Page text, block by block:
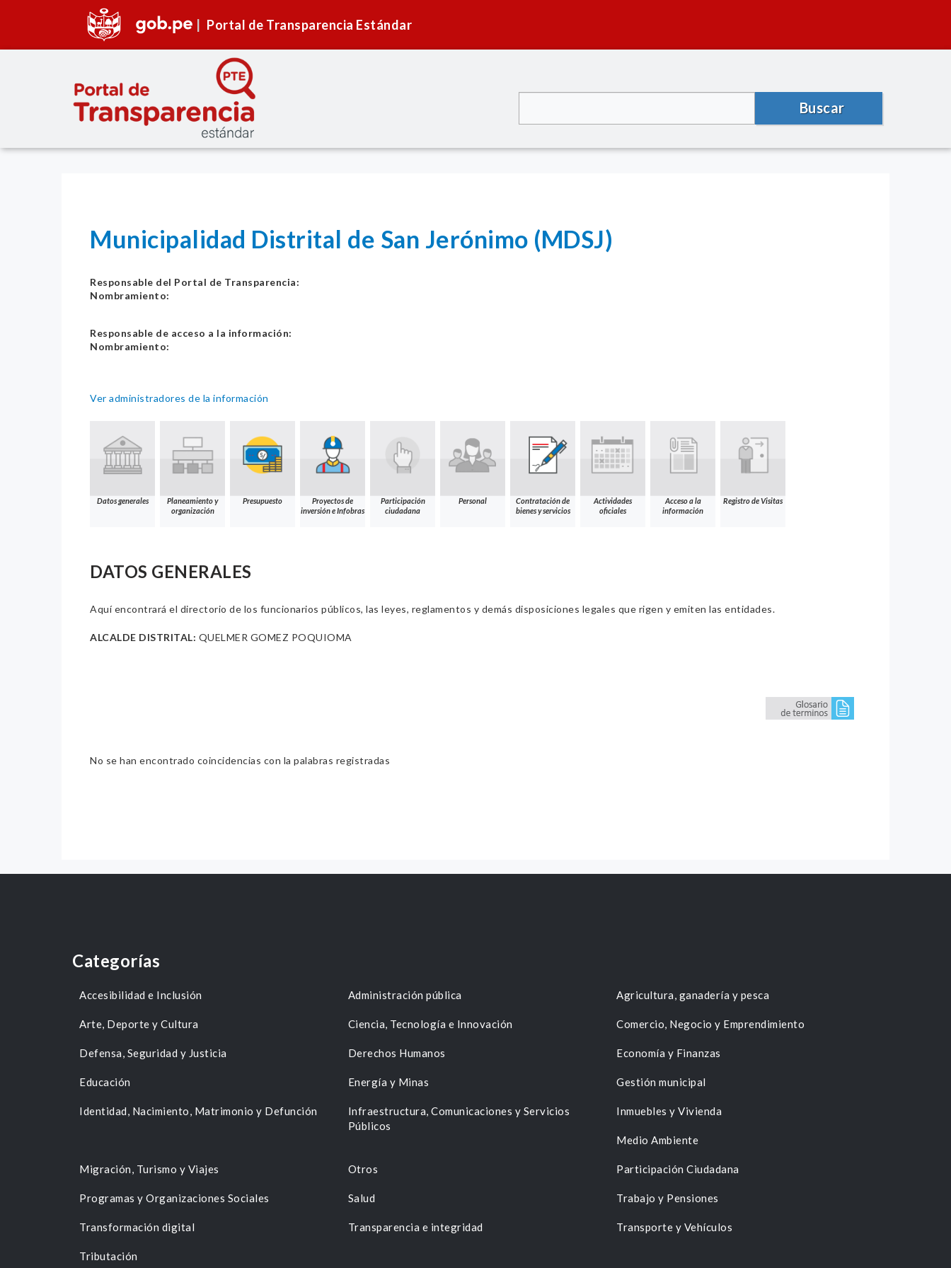
Portal de Transparencia Estándar
Buscar
Municipalidad Distrital de San Jerónimo (MDSJ)
Responsable del Portal de Transparencia:
Nombramiento:
Responsable de acceso a la información:
Nombramiento:
Ver administradores de la información
Datos generales
Planeamiento y
organización
Presupuesto
Proyectos de
inversión e Infobras
Participación
ciudadana
Personal
Contratación de
bienes y servicios
Actividades
oficiales
Acceso a la
información
Registro de Visitas
DATOS GENERALES
Aquí encontrará el directorio de los funcionarios públicos, las leyes, reglamentos y demás disposiciones legales que rigen y emiten las entidades.
ALCALDE DISTRITAL: QUELMER GOMEZ POQUIOMA
No se han encontrado coincidencias con la palabras registradas
Categorías
Accesibilidad e Inclusión Administración pública Agricultura, ganadería y pesca
Arte, Deporte y Cultura Ciencia, Tecnología e Innovación Comercio, Negocio y Emprendimiento
Defensa, Seguridad y Justicia Derechos Humanos Economía y Finanzas
Educación Energía y Minas Gestión municipal
Identidad, Nacimiento, Matrimonio y Defunción
Infraestructura, Comunicaciones y Servicios
Públicos
Inmuebles y Vivienda
Medio Ambiente
Migración, Turismo y Viajes Otros Participación Ciudadana
Programas y Organizaciones Sociales Salud Trabajo y Pensiones
Transformación digital Transparencia e integridad Transporte y Vehículos
Tributación